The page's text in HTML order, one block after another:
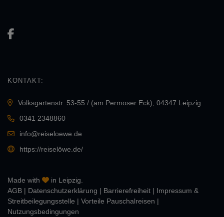
KONTAKT:
Volksgartenstr. 53-55 / (am Permoser Eck), 04347 Leipzig
0341 2348860
info@reiseloewe.de
https://reiselöwe.de/
Made with
in Leipzig.
AGB | Daten­schutz­erklärung | Barrierefreiheit | Impressum &
Streitbeilegungsstelle | Vorteile Pauschalreisen |
Nutzungsbedingungen